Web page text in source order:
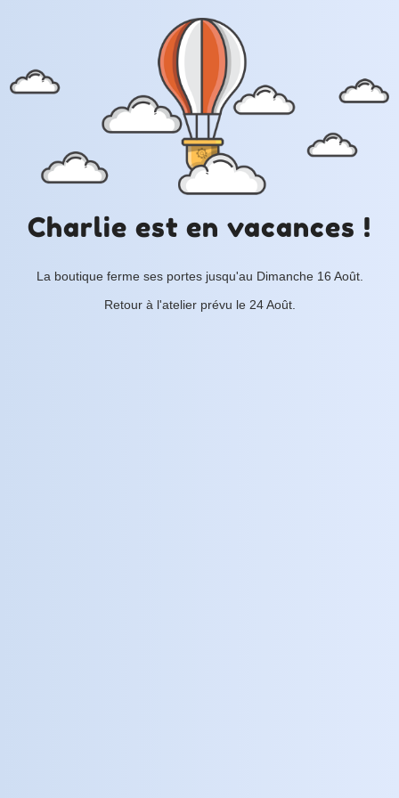
Charlie est en vacances !
La boutique ferme ses portes jusqu'au Dimanche 16 Août.
Retour à l'atelier prévu le 24 Août.